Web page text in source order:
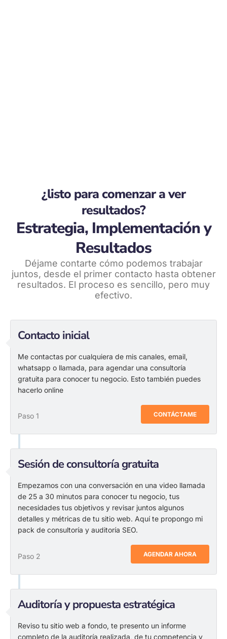
¿listo para comenzar a ver
resultados?
Estrategia, Implementación y
Resultados
Déjame contarte cómo podemos trabajar
juntos, desde el primer contacto hasta obtener
resultados. El proceso es sencillo, pero muy
efectivo.
Contacto inicial
Me contactas por cualquiera de mis canales, email,
whatsapp o llamada, para agendar una consultoría
gratuita para conocer tu negocio. Esto también puedes
hacerlo online
CONTÁCTAME
Paso 1
Sesión de consultoría gratuita
Empezamos con una conversación en una video llamada
de 25 a 30 minutos para conocer tu negocio, tus
necesidades tus objetivos y revisar juntos algunos
detalles y métricas de tu sitio web. Aquí te propongo mi
pack de consultoría y auditoría SEO.
AGENDAR AHORA
Paso 2
Auditoría y propuesta estratégica
Reviso tu sitio web a fondo, te presento un informe
completo de la auditoría realizada, de tu competencia y